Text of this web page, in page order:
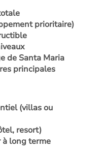
prioritaire)
de Santa Maria
principales
(villas ou
resort)
long terme